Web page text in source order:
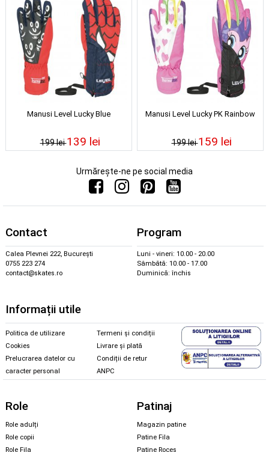
Manusi Level Lucky Blue
199 lei139 lei
Manusi Level Lucky PK Rainbow
199 lei159 lei
Urmărește-ne pe social media
Contact
Calea Plevnei 222, București
0755 223 274
contact@skates.ro
Program
Luni - vineri: 10.00 - 20.00
Sâmbătă: 10.00 - 17.00
Duminică: închis
Informații utile
Politica de utilizare
Cookies
Prelucrarea datelor cu
caracter personal
Termeni și condiții
Livrare și plată
Condiții de retur
ANPC
Role
Role adulți
Role copii
Role Fila
Patinaj
Magazin patine
Patine Fila
Patine Roces